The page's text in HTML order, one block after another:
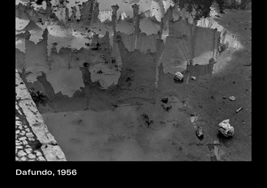
Dafundo, 1956